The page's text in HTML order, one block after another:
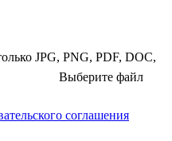
JPG, PNG, PDF, DOC,
Выберите файл
соглашения